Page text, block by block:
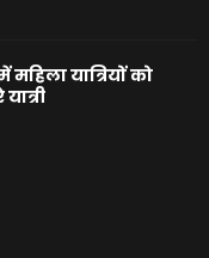
यात्रियों को